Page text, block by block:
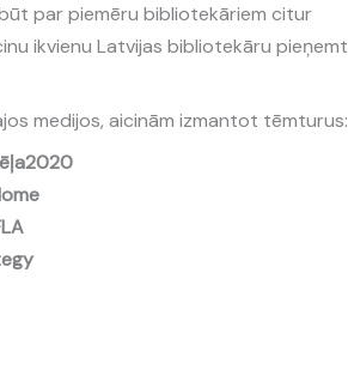
par piemēru bibliotekāriem citur
ikvienu Latvijas bibliotekāru pieņemt
medijos, aicinām izmantot tēmturus: